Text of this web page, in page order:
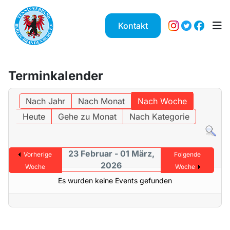
Kontakt
Terminkalender
Nach Jahr Nach Monat
Nach Woche
Heute
Gehe zu Monat Nach Kategorie
Vorherige
Woche
23 Februar - 01 März,
2026
Folgende
Woche
Es wurden keine Events gefunden